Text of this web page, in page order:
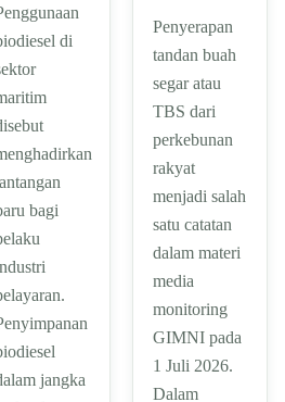
di
bagi
jangka
Penyerapan
tandan buah
segar atau
TBS dari
perkebunan
rakyat
menjadi salah
satu catatan
dalam materi
media
monitoring
GIMNI pada
1 Juli 2026.
Dalam